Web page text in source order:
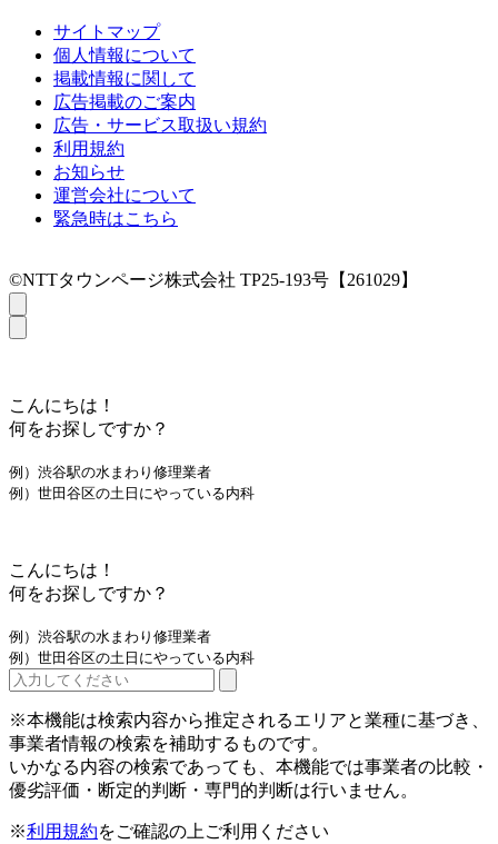
サイトマップ
個人情報について
掲載情報に関して
広告掲載のご案内
広告・サービス取扱い規約
利用規約
お知らせ
運営会社について
緊急時はこちら
©NTTタウンページ株式会社 TP25-193号【261029】
こんにちは！
何をお探しですか？
例）渋谷駅の水まわり修理業者
例）世田谷区の土日にやっている内科
こんにちは！
何をお探しですか？
例）渋谷駅の水まわり修理業者
例）世田谷区の土日にやっている内科
※本機能は検索内容から推定されるエリアと業種に基づき、
事業者情報の検索を補助するものです。
いかなる内容の検索であっても、本機能では事業者の比較・
優劣評価・断定的判断・専門的判断は行いません。
※利用規約をご確認の上ご利用ください